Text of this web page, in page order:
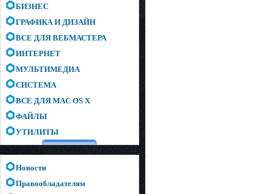
БИЗНЕС
ГРАФИКА И ДИЗАЙН
ВСЕ ДЛЯ ВЕБМАСТЕРА
ИНТЕРНЕТ
МУЛЬТИМЕДИА
СИСТЕМА
ВСЕ ДЛЯ MAC OS X
ФАЙЛЫ
УТИЛИТЫ
Новости
Правообладателям